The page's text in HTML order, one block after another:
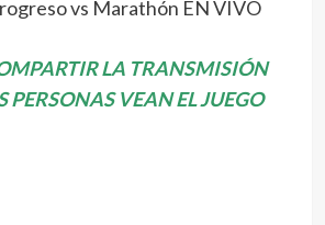
vs Marathón EN VIVO
LA TRANSMISIÓN
PERSONAS VEAN EL JUEGO